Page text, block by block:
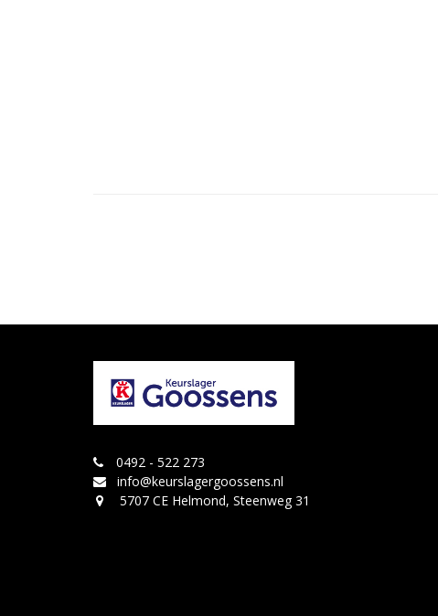
0492 - 522 273
info@keurslagergoossens.nl
5707 CE Helmond, Steenweg 31